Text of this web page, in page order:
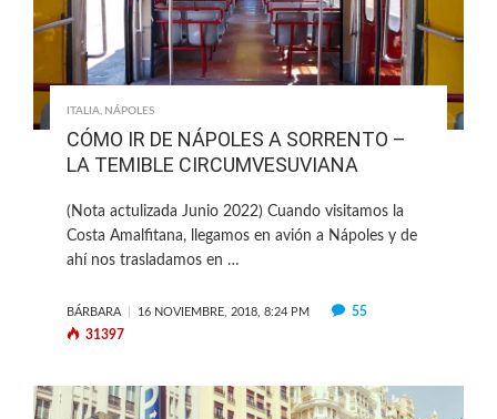
ITALIA, NÁPOLES
CÓMO IR DE NÁPOLES A SORRENTO –
LA TEMIBLE CIRCUMVESUVIANA
(Nota actulizada Junio 2022) Cuando visitamos la
Costa Amalfitana, llegamos en avión a Nápoles y de
ahí nos trasladamos en …
BÁRBARA 16 NOVIEMBRE, 2018, 8:24 PM
55
31397